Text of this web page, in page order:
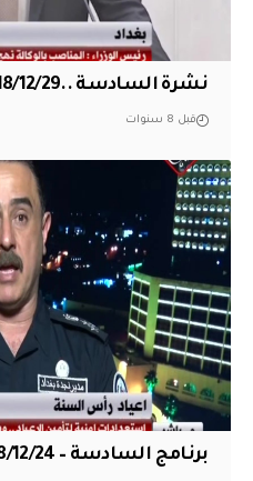
نشرة السادسة ..2018/12/29
قبل 8 سنوات
برنامج السادسة – 2018/12/24